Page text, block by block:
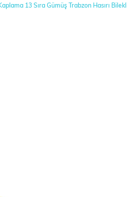
13 Sıra Gümüş Trabzon Hasırı